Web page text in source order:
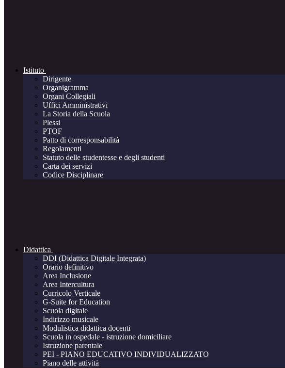
Istituto
Dirigente
Organigramma
Organi Collegiali
Uffici Amministrativi
La Storia della Scuola
Plessi
PTOF
Patto di corresponsabilità
Regolamenti
Statuto delle studentesse e degli studenti
Carta dei servizi
Codice Disciplinare
Didattica
DDI (Didattica Digitale Integrata)
Orario definitivo
Area Inclusione
Area Intercultura
Curricolo Verticale
G-Suite for Education
Scuola digitale
Indirizzo musicale
Modulistica didattica docenti
Scuola in ospedale - istruzione domiciliare
Istruzione parentale
PEI - PIANO EDUCATIVO INDIVIDUALIZZATO
Piano delle attività